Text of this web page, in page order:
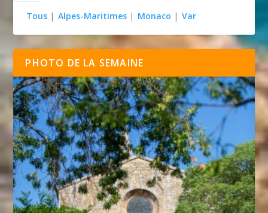
Tous | Alpes-Maritimes | Monaco | Var
PHOTO DE LA SEMAINE